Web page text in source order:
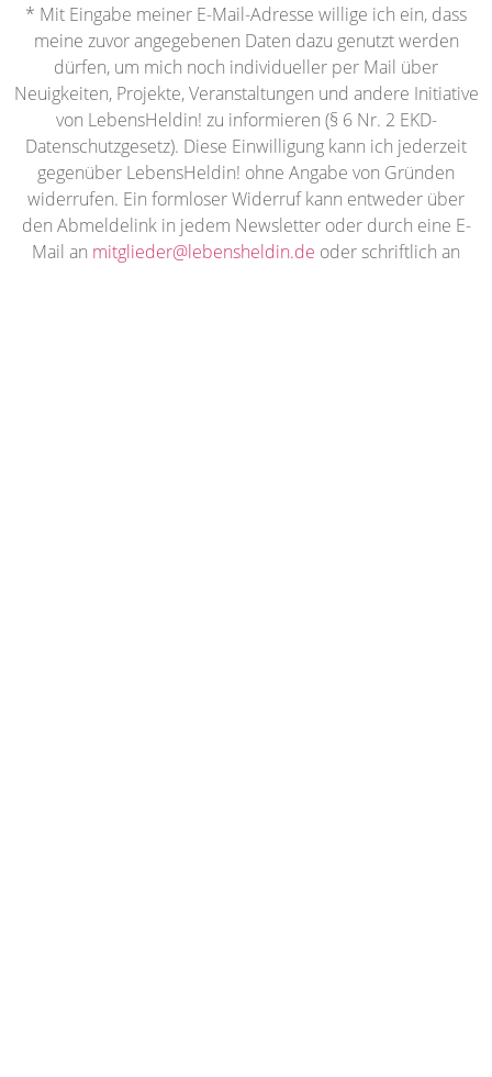
* Mit Eingabe meiner E-Mail-Adresse willige ich ein, dass
meine zuvor angegebenen Daten dazu genutzt werden
dürfen, um mich noch individueller per Mail über
Neuigkeiten, Projekte, Veranstaltungen und andere Initiative
von LebensHeldin! zu informieren (§ 6 Nr. 2 EKD-
Datenschutzgesetz). Diese Einwilligung kann ich jederzeit
gegenüber LebensHeldin! ohne Angabe von Gründen
widerrufen. Ein formloser Widerruf kann entweder über
den Abmeldelink in jedem Newsletter oder durch eine E-
Mail an mitglieder@lebensheldin.de oder schriftlich an